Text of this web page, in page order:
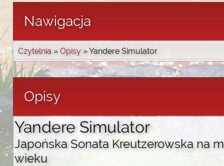
Nawigacja
Czytelnia » Opisy » Yandere Simulator
Opisy
Yandere Simulator
Japońska Sonata Kreutzerowska na
wieku